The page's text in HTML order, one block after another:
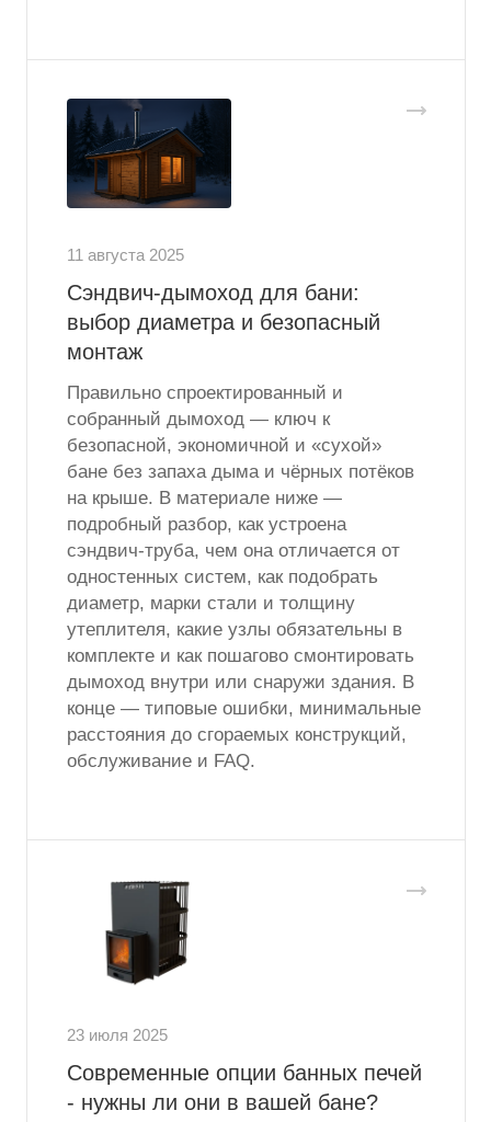
11 августа 2025
Сэндвич-дымоход для бани:
выбор диаметра и безопасный
монтаж
Правильно спроектированный и
собранный дымоход — ключ к
безопасной, экономичной и «сухой»
бане без запаха дыма и чёрных потёков
на крыше. В материале ниже —
подробный разбор, как устроена
сэндвич-труба, чем она отличается от
одностенных систем, как подобрать
диаметр, марки стали и толщину
утеплителя, какие узлы обязательны в
комплекте и как пошагово смонтировать
дымоход внутри или снаружи здания. В
конце — типовые ошибки, минимальные
расстояния до сгораемых конструкций,
обслуживание и FAQ.
23 июля 2025
Современные опции банных печей
- нужны ли они в вашей бане?